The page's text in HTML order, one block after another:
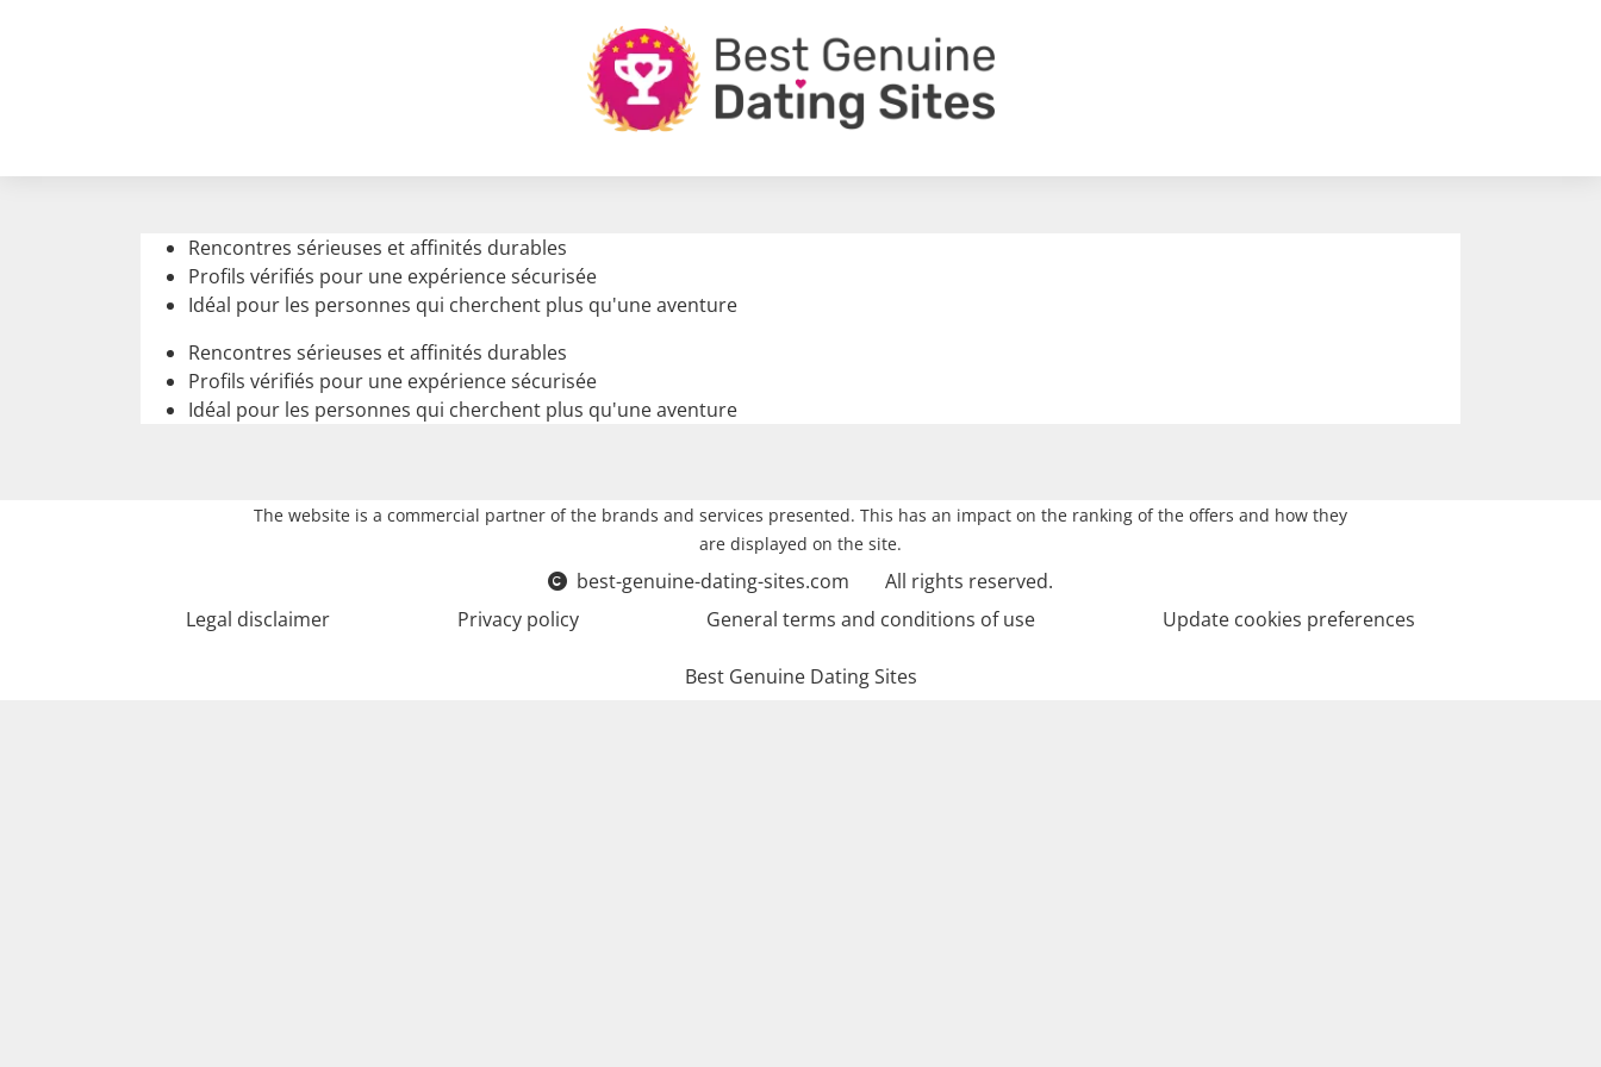
Rencontres sérieuses et affinités durables
Profils vérifiés pour une expérience sécurisée
Idéal pour les personnes qui cherchent plus qu'une aventure
Rencontres sérieuses et affinités durables
Profils vérifiés pour une expérience sécurisée
Idéal pour les personnes qui cherchent plus qu'une aventure
The website is a commercial partner of the brands and services presented. This has an impact on the ranking of the offers and how they
are displayed on the site.
best-genuine-dating-sites.com
All rights reserved.
Legal disclaimer
Privacy policy General terms and conditions of use Update cookies preferences
Best Genuine Dating Sites